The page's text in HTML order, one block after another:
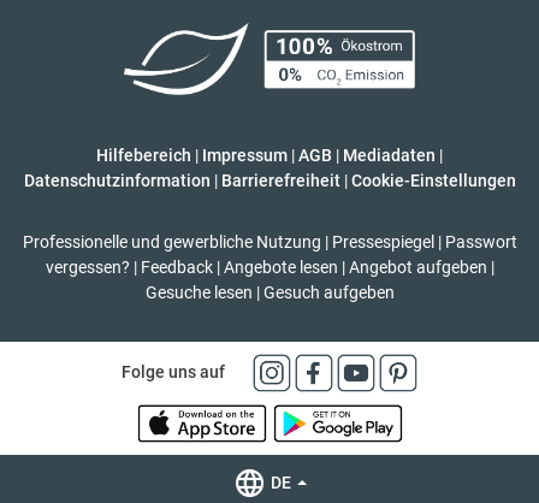
Hilfebereich | Impressum |AGB | Mediadaten |
Datenschutzinformation | Barrierefreiheit | Cookie-Einstellungen
Professionelle und gewerbliche Nutzung | Pressespiegel | Passwort
vergessen? | Feedback | Angebote lesen | Angebot aufgeben |
Gesuche lesen | Gesuch aufgeben
Folge uns auf
DE